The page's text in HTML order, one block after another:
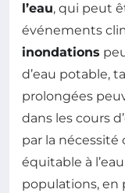
l’eau, qui peut
événements
inondations
d’eau potable,
prolongées
dans les cours
par la nécessité
équitable à
populations, en